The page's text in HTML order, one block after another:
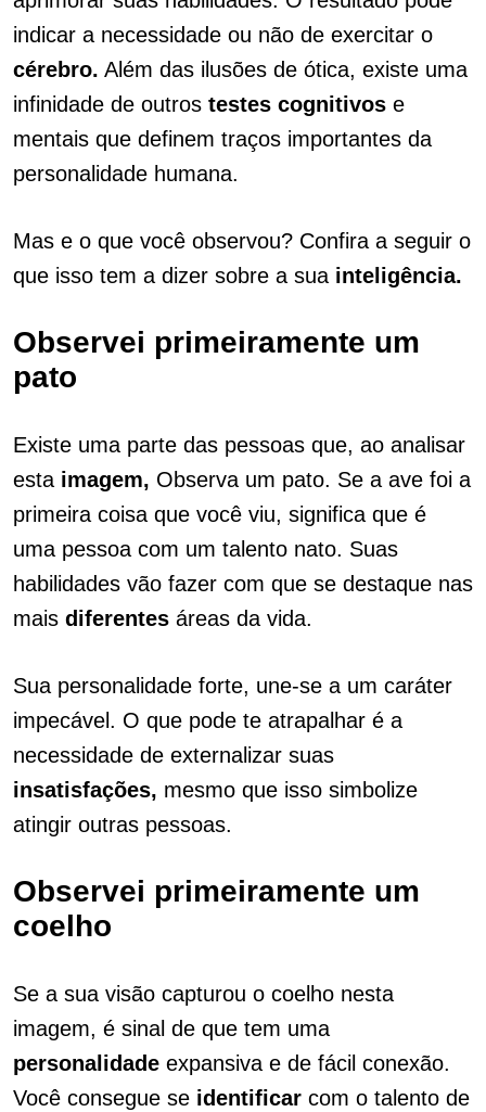
indicar a necessidade ou não de exercitar o
cérebro. Além das ilusões de ótica, existe uma
infinidade de outros testes cognitivos e
mentais que definem traços importantes da
personalidade humana.
Mas e o que você observou? Confira a seguir o
que isso tem a dizer sobre a sua inteligência.
Observei primeiramente um
pato
Existe uma parte das pessoas que, ao analisar
esta imagem, Observa um pato. Se a ave foi a
primeira coisa que você viu, significa que é
uma pessoa com um talento nato. Suas
habilidades vão fazer com que se destaque nas
mais diferentes áreas da vida.
Sua personalidade forte, une-se a um caráter
impecável. O que pode te atrapalhar é a
necessidade de externalizar suas
insatisfações, mesmo que isso simbolize
atingir outras pessoas.
Observei primeiramente um
coelho
Se a sua visão capturou o coelho nesta
imagem, é sinal de que tem uma
personalidade expansiva e de fácil conexão.
Você consegue se identificar com o talento de